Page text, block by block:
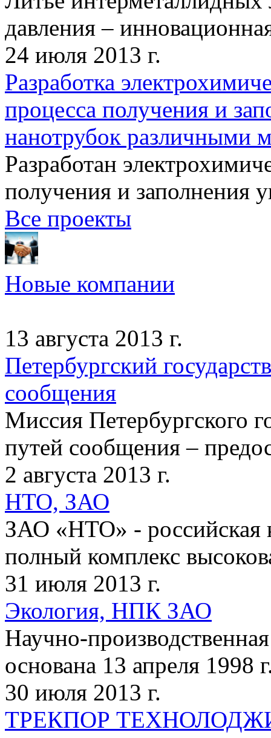
давления –
24 июля 2013 г.
Разработка
процесса получения и
нанотрубок различными
Разработан
получения и заполнения
Все проекты
Новые компании
13 августа 2013 г.
Петербургский
сообщения
Миссия Петербургского
путей сообщения –
2 августа 2013 г.
НТО, ЗАО
ЗАО «НТО» - российская
полный комплекс
31 июля 2013 г.
Экология, НПК ЗАО
Научно-
основана 13 апреля 1998
30 июля 2013 г.
ТРЕКПОР